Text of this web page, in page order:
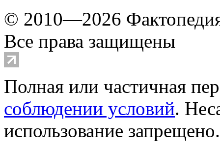
© 2010—2026
Все права защищены
Полная или частичная
соблюдении условий.
использование